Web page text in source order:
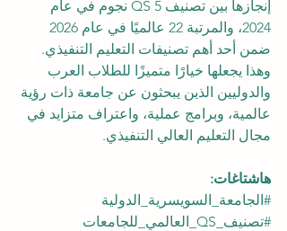
إنجازها بين تصنيف QS 5 نجوم في عام
ضمن أحد أهم تصنيفات التعليم التنفيذي.
وهذا يجعلها خيارًا متميزًا للطلاب العرب
والدوليين الذين يبحثون عن جامعة ذات رؤية
عالمية، وبرامج عملية، واعتراف متزايد في
مجال التعليم العالي التنفيذي.
هاشتاغات:
#الجامعة_السويسرية_الدولية
#تصنيف_QS_العالمي_للجامعات